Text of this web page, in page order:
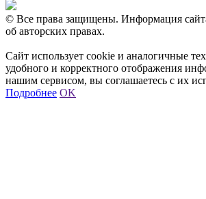
© Все права защищены. Информация
об авторских правах.
Сайт использует cookie и аналогичные
удобного и корректного отображения
нашим сервисом, вы соглашаетесь с их
Подробнее OK